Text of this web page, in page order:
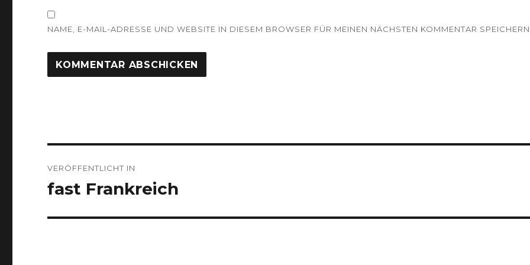
NAME, E-MAIL-ADRESSE UND WEBSITE IN DIESEM BROWSER FÜR MEINEN NÄCHSTEN KOMMENTAR
VERÖFFENTLICHT IN
fast Frankreich